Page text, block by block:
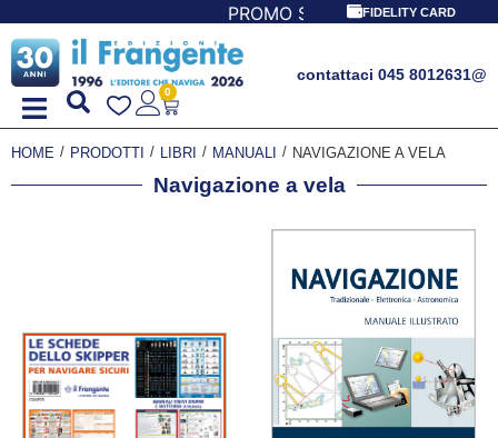
SPECIALE LIBRI PER I 30 ANNI DEL FRANGENTE!
FIDELITY CARD
contattaci 045 8012631@
0
HOME / PRODOTTI / LIBRI / MANUALI / NAVIGAZIONE A VELA
Navigazione a vela